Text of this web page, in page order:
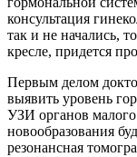
консультация
так и не начались,
кресле, придется
Первым делом
выявить уровень
УЗИ органов
новообразования
резонансная